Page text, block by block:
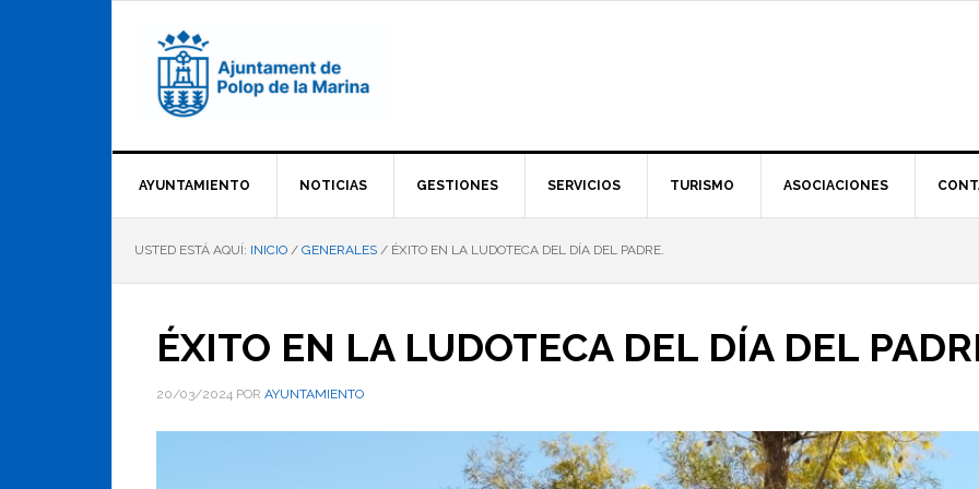
AYUNTAMIENTO NOTICIAS GESTIONES SERVICIOS TURISMO ASOCIACIONES
USTED ESTÁ AQUÍ: INICIO / GENERALES / ÉXITO EN LA LUDOTECA DEL DÍA DEL PADRE.
ÉXITO EN LA LUDOTECA DEL DÍA DEL
20/03/2024 POR AYUNTAMIENTO